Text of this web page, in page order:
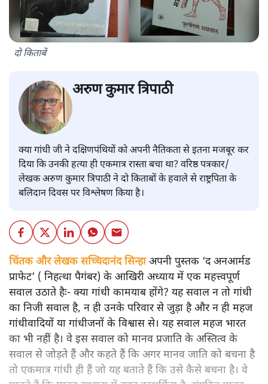
दो किताबें
अरुण कुमार त्रिपाठी
क्या गांधी जी ने दक्षिणपंथियों को अपनी नैतिकता से इतना मजबूर कर
दिया कि उनकी हत्या ही एकमात्र रास्ता बचा था? वरिष्ठ पत्रकार/
लेखक अरुण कुमार त्रिपाठी ने दो किताबों के हवाले से राष्ट्रपिता के
बलिदान दिवस पर विश्लेषण किया है।
चिंतक और लेखक सच्चिदानंद सिन्हाअपनी पुस्तक ‘द अनआर्मड
प्राफेट’ ( निहत्था पैगंबर) के आखिरी अध्याय में एक महत्त्वपूर्ण
सवाल उठाते हैः- क्या गांधी कामयाब होंगे? यह सवाल न तो गांधी
का निजी सवाल है, न ही उनके परिवार से जुड़ा है और न ही महज
गांधीवादियों या गांधीजनों के विश्वास से। यह सवाल महज भारत
का भी नहीं है। वे इस सवाल को मानव प्रजाति के अस्तित्व के
सवाल से जोड़ते हैं और कहते हैं कि अगर मानव जाति को बचना है
तो एकमात्र गांधी ही हैं जो यह बताते हैं कि उसे कैसे बचना है। वे